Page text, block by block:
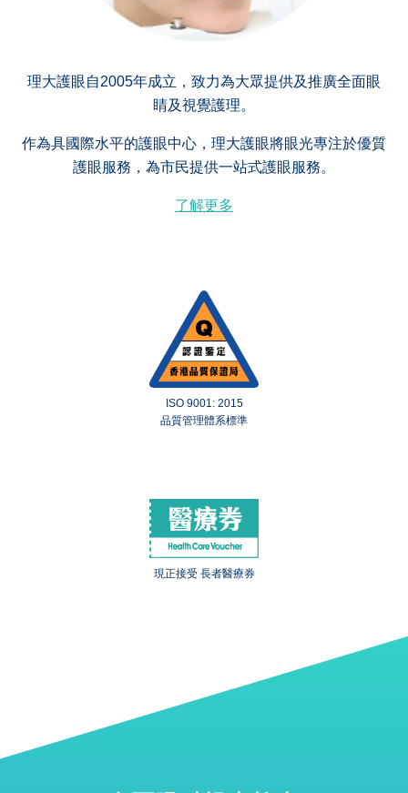
理大護眼自2005年成立，致力為大眾提供及推廣全面眼
睛及視覺護理。
作為具國際水平的護眼中心，理大護眼將眼光專注於優質
護眼服務，為市民提供一站式護眼服務。
了解更多
ISO 9001: 2015
品質管理體系標準
現正接受 長者醫療券